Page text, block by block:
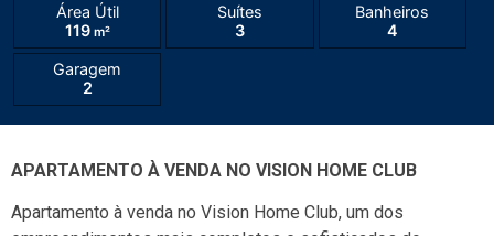
Área Útil
119m²
Suítes
3
Banheiros
4
Garagem
2
APARTAMENTO À VENDA NO VISION HOME CLUB
Apartamento à venda no Vision Home Club, um dos